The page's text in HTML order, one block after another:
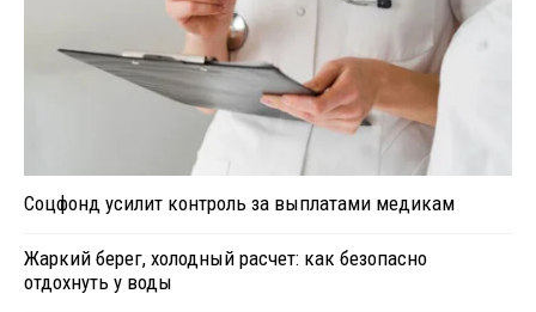
Соцфонд усилит контроль за выплатами медикам
Жаркий берег, холодный расчет: как безопасно
отдохнуть у воды